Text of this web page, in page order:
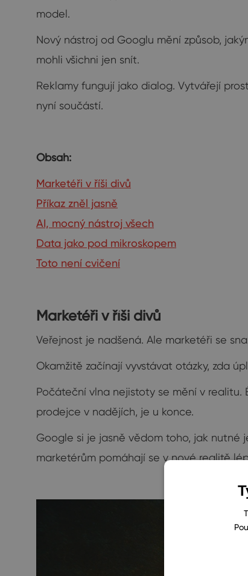
model.
Nový nástroj od Googlu mění způsob,
mohli všichni jen snít.
Reklamy fungují jako dialog. Vytvářejí
nyní součástí.
Obsah:
Marketéři v říši divů
Příkaz zněl jasně
AI, mocný nástroj všech
Data jako pod mikroskopem
Toto není cvičení
Marketéři v říši divů
Veřejnost je nadšená. Ale marketéři se
Okamžitě začínají vyvstávat otázky, zda
Počáteční vlna nejistoty se mění v
prodejce v nadějích, je u konce.
Google si je jasně vědom toho, jak nutné
marketérům pomáhají se v nové realitě